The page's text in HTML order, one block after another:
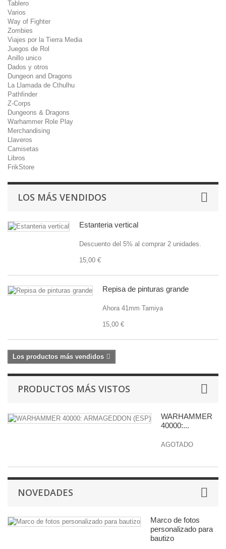
Tablero
Varios
Way of Fighter
Zombies
Viajes por la Tierra Media
Juegos de Rol
Anillo unico
Dados y otros
Dungeon and Dragons
La Llamada de Cthulhu
Pathfinder
Z-Corps
Dungeons & Dragons
Warhammer Role Play
Merchandising
Llaveros
Camisetas
Libros
FrikStore
LOS MÁS VENDIDOS
Estanteria vertical
Descuento del 5% al comprar 2 unidades.
15,00 €
Repisa de pinturas grande
Ahora 41mm Tamiya
15,00 €
Los productos más vendidos
PRODUCTOS MÁS VISTOS
WARHAMMER
40000:...
AGOTADO
NOVEDADES
Marco de fotos
personalizado para
bautizo